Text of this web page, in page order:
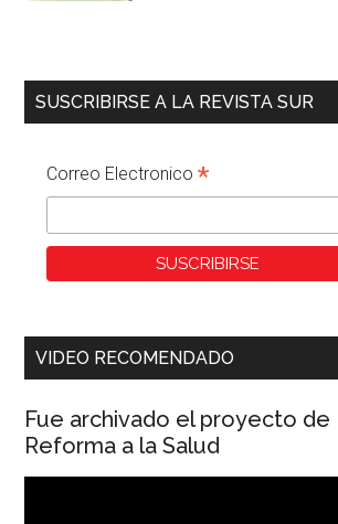
SUSCRIBIRSE A LA REVISTA SUR
Correo Electronico*
VIDEO RECOMENDADO
Fue archivado el proyecto de
Reforma a la Salud